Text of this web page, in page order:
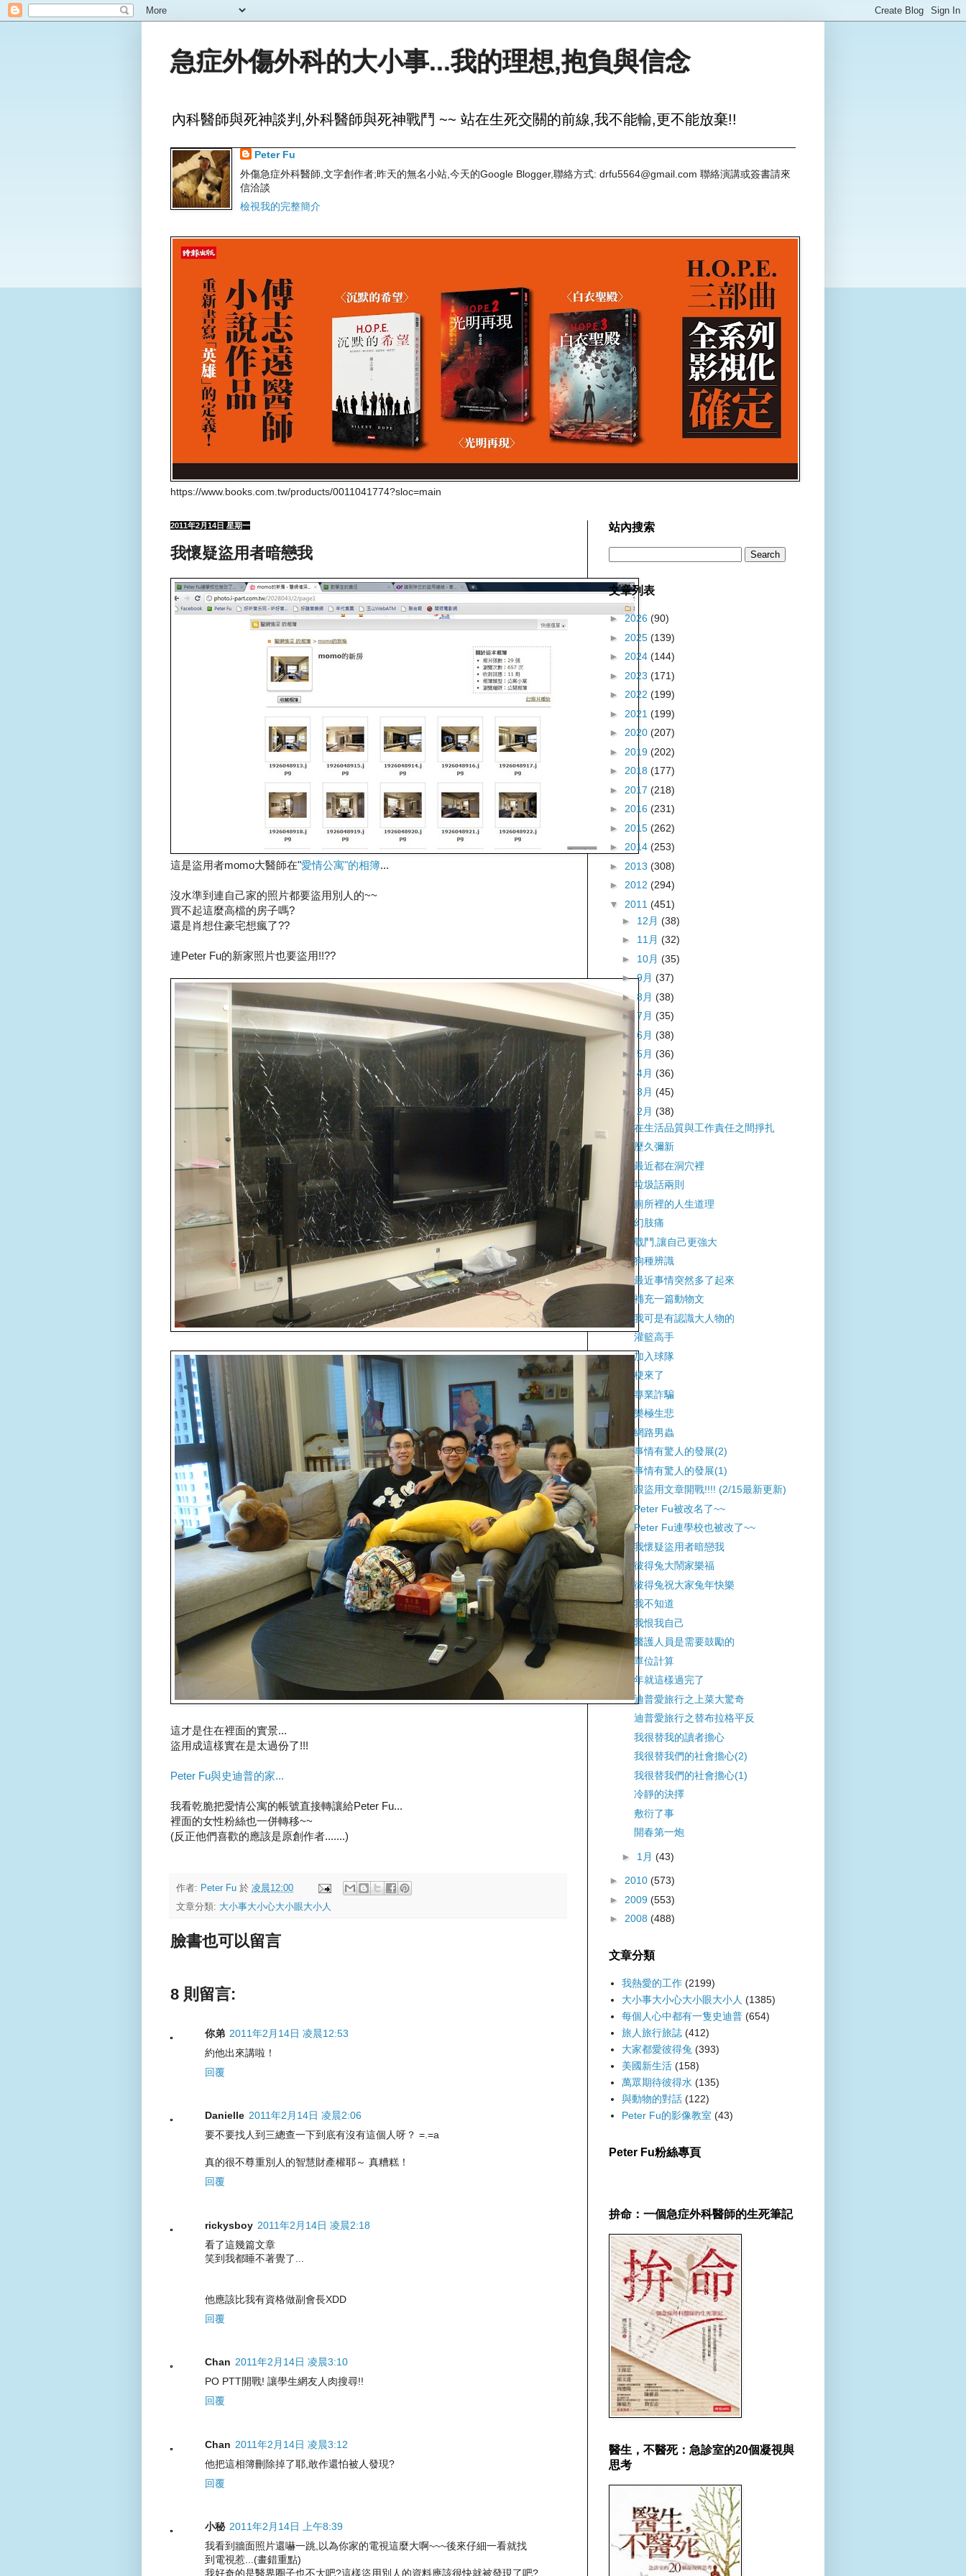
急症外傷外科的大小事...我的理想,抱負與信念
內科醫師與死神談判,外科醫師與死神戰鬥 ~~ 站在生死交關的前線,我不能輸,更不能放棄!!
Peter Fu
外傷急症外科醫師,文字創作者;昨天的無名小站,今天的Google Blogger,聯絡方式: drfu5564@gmail.com 聯絡演講或簽書請來
信洽談
檢視我的完整簡介
https://www.books.com.tw/products/0011041774?sloc=main
2011年2月14日 星期一
我懷疑盜用者暗戀我
這是盜用者momo大醫師在"愛情公寓"的相簿...
沒水準到連自己家的照片都要盜用別人的~~
買不起這麼高檔的房子嗎?
還是肖想住豪宅想瘋了??
連Peter Fu的新家照片也要盜用!!??
這才是住在裡面的實景...
盜用成這樣實在是太過份了!!!
Peter Fu與史迪普的家...
我看乾脆把愛情公寓的帳號直接轉讓給Peter Fu...
裡面的女性粉絲也一併轉移~~
(反正他們喜歡的應該是原創作者.......)
作者: Peter Fu 於 凌晨12:00
文章分類: 大小事大小心大小眼大小人
臉書也可以留言
8 則留言:
你弟 2011年2月14日 凌晨12:53
約他出來講啦！
回覆
Danielle 2011年2月14日 凌晨2:06
要不要找人到三總查一下到底有沒有這個人呀？ =.=a
真的很不尊重別人的智慧財產權耶～ 真糟糕！
回覆
rickysboy 2011年2月14日 凌晨2:18
看了這幾篇文章
笑到我都睡不著覺了...
他應該比我有資格做副會長XDD
回覆
Chan 2011年2月14日 凌晨3:10
PO PTT開戰! 讓學生網友人肉搜尋!!
回覆
Chan 2011年2月14日 凌晨3:12
他把這相簿刪除掉了耶,敢作還怕被人發現?
回覆
小秘 2011年2月14日 上午8:39
我看到牆面照片還嚇一跳,以為你家的電視這麼大啊~~~後來仔細一看就找
到電視惹...(畫錯重點)
我好奇的是醫界圈子也不大吧?這樣盜用別人的資料應該很快就被發現了吧?
站內搜索
文章列表
►2026 (90)
► 2025 (139)
► 2024 (144)
► 2023 (171)
► 2022 (199)
► 2021 (199)
► 2020 (207)
► 2019 (202)
► 2018 (177)
► 2017 (218)
► 2016 (231)
► 2015 (262)
► 2014 (253)
► 2013 (308)
► 2012 (294)
▼ 2011 (451)
► 12月 (38)
► 11月 (32)
► 10月 (35)
►9月 (37)
►8月 (38)
► 7月 (35)
► 6月 (38)
► 5月 (36)
► 4月 (36)
► 3月 (45)
▼ 2月 (38)
在生活品質與工作責任之間掙扎
歷久彌新
最近都在洞穴裡
垃圾話兩則
廁所裡的人生道理
幻肢痛
戰鬥,讓自己更強大
狗種辨識
最近事情突然多了起來
補充一篇動物文
我可是有認識大人物的
灌籃高手
加入球隊
梗來了
專業詐騙
樂極生悲
網路男蟲
事情有驚人的發展(2)
事情有驚人的發展(1)
跟盜用文章開戰!!!! (2/15最新更新)
Peter Fu被改名了~~
Peter Fu連學校也被改了~~
我懷疑盜用者暗戀我
彼得兔大鬧家樂福
彼得兔祝大家兔年快樂
我不知道
我恨我自己
醫護人員是需要鼓勵的
單位計算
年就這樣過完了
迪普愛旅行之上菜大驚奇
迪普愛旅行之替布拉格平反
我很替我的讀者擔心
我很替我們的社會擔心(2)
我很替我們的社會擔心(1)
冷靜的決擇
敷衍了事
開春第一炮
► 1月 (43)
► 2010 (573)
► 2009 (553)
► 2008 (488)
文章分類
我熱愛的工作 (2199)
大小事大小心大小眼大小人 (1385)
每個人心中都有一隻史迪普 (654)
旅人旅行旅誌 (412)
大家都愛彼得兔 (393)
美國新生活 (158)
萬眾期待彼得水 (135)
與動物的對話 (122)
Peter Fu的影像教室 (43)
Peter Fu粉絲專頁
拚命：一個急症外科醫師的生死筆記
醫生，不醫死：急診室的20個凝視與
思考